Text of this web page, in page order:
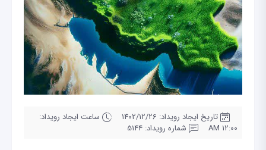
تاریخ ایجاد رویداد: 1402/12/26
ساعت ایجاد رویداد:
12:00 AM
شماره رویداد: 5144